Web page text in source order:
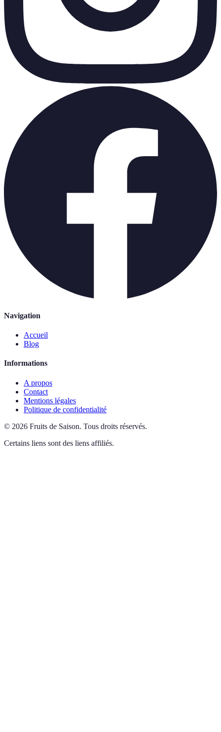
Navigation
Accueil
Blog
Informations
A propos
Contact
Mentions légales
Politique de confidentialité
© 2026 Fruits de Saison. Tous droits réservés.
Certains liens sont des liens affiliés.